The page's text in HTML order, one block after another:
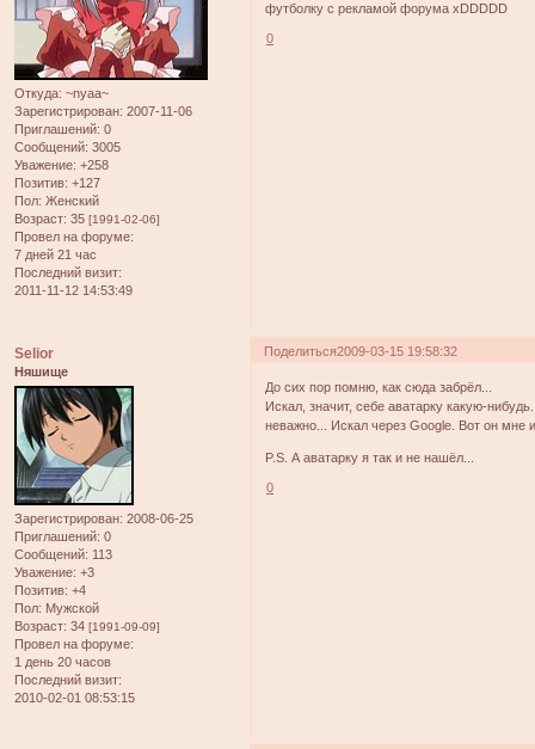
Откуда: ~nyaa~
Зарегистрирован: 2007-11-06
Приглашений: 0
Сообщений: 3005
Уважение: +258
Позитив: +127
Пол: Женский
Возраст: 35 [1991-02-06]
Провел на форуме:
7 дней 21 час
Последний визит:
2011-11-12 14:53:49
футболку с рекламой форума xDDDDD
0
Поделиться2009-03-15 19:58:32
Selior
Няшище
Зарегистрирован: 2008-06-25
Приглашений: 0
Сообщений: 113
Уважение: +3
Позитив: +4
Пол: Мужской
Возраст: 34 [1991-09-09]
Провел на форуме:
1 день 20 часов
Последний визит:
2010-02-01 08:53:15
До сих пор помню, как сюда забрёл...
Искал, значит, себе аватарку какую-
неважно... Искал через Google. Вот он мне
P.S. А аватарку я так и не нашёл...
0